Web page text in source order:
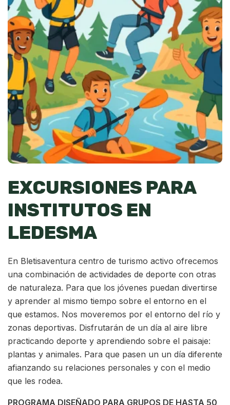
EXCURSIONES PARA
INSTITUTOS EN
LEDESMA
En Bletisaventura centro de turismo activo ofrecemos
una combinación de actividades de deporte con otras
de naturaleza. Para que los jóvenes puedan divertirse
y aprender al mismo tiempo sobre el entorno en el
que estamos. Nos moveremos por el entorno del río y
zonas deportivas. Disfrutarán de un día al aire libre
practicando deporte y aprendiendo sobre el paisaje:
plantas y animales. Para que pasen un un día diferente
afianzando su relaciones personales y con el medio
que les rodea.
PROGRAMA DISEÑADO PARA GRUPOS DE HASTA 50